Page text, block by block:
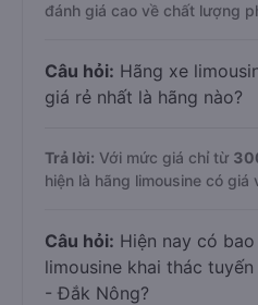
đánh giá cao về chất lượng
Câu hỏi: Hãng xe
giá rẻ nhất là hãng nào?
Trả lời: Với mức giá chỉ từ
hiện là hãng limousine có giá
Câu hỏi: Hiện nay có
limousine khai thác
- Đắk Nông?